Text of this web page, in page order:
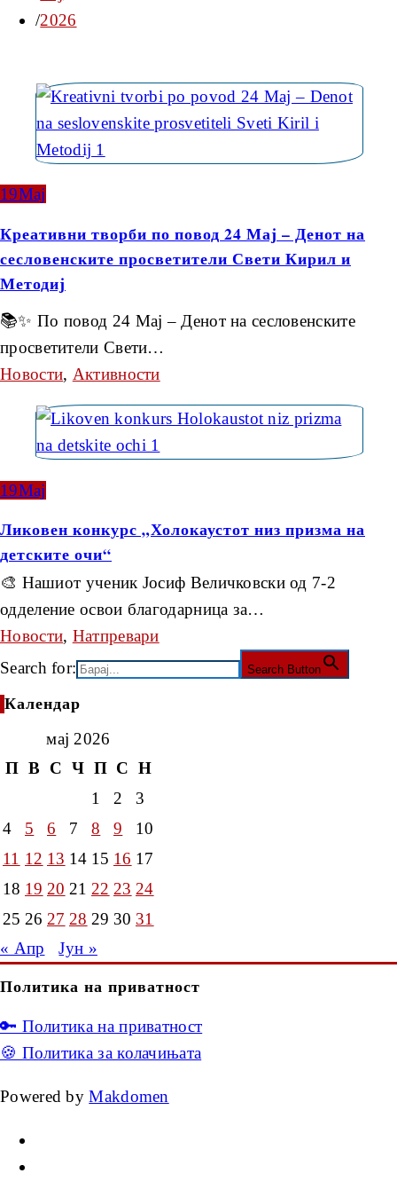
2026
19Мај
Креативни творби по повод 24 Мај – Денот на
сесловенските просветители Свети Кирил и
Методиј
📚✨ По повод 24 Мај – Денот на сесловенските
просветители Свети…
Новости, Активности
19Мај
Ликовен конкурс „Холокаустот низ призма на
детските очи“
🎨 Нашиот ученик Јосиф Величковски од 7-2
одделение освои благодарница за…
Новости, Натпревари
Search for:
Search Button
Календар
мај 2026
П В С Ч П С Н
1
2
3
4
5 6 7 8 9
10
11 12 13 14 15 16 17
18 19 20 21 22 23 24
25 26 27 28 29 30 31
« Апр
Јун »
Политика на приватност
🔑 Политика на приватност
🍪 Политика за колачињата
Powered byMakdomen